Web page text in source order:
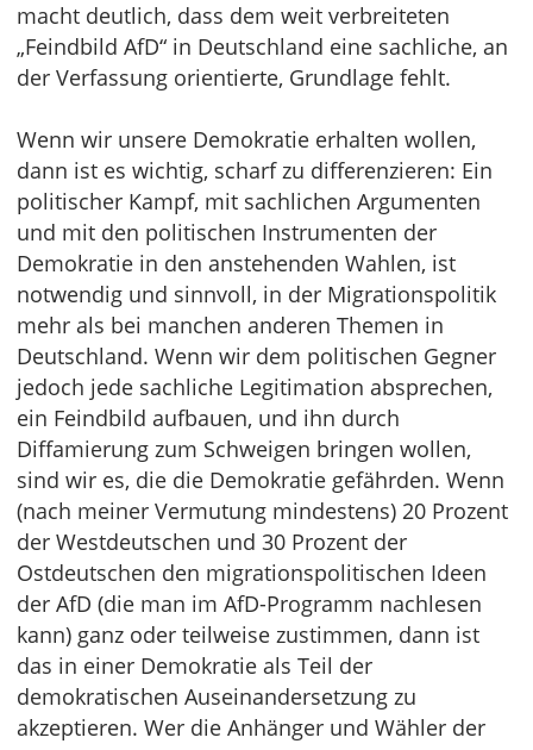
macht deutlich, dass dem weit verbreiteten
„Feindbild AfD“ in Deutschland eine sachliche, an
der Verfassung orientierte, Grundlage fehlt.
Wenn wir unsere Demokratie erhalten wollen,
dann ist es wichtig, scharf zu differenzieren: Ein
politischer Kampf, mit sachlichen Argumenten
und mit den politischen Instrumenten der
Demokratie in den anstehenden Wahlen, ist
notwendig und sinnvoll, in der Migrationspolitik
mehr als bei manchen anderen Themen in
Deutschland. Wenn wir dem politischen Gegner
jedoch jede sachliche Legitimation absprechen,
ein Feindbild aufbauen, und ihn durch
Diffamierung zum Schweigen bringen wollen,
sind wir es, die die Demokratie gefährden. Wenn
(nach meiner Vermutung mindestens) 20 Prozent
der Westdeutschen und 30 Prozent der
Ostdeutschen den migrationspolitischen Ideen
der AfD (die man im AfD-Programm nachlesen
kann) ganz oder teilweise zustimmen, dann ist
das in einer Demokratie als Teil der
demokratischen Auseinandersetzung zu
akzeptieren. Wer die Anhänger und Wähler der